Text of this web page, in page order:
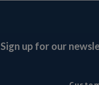
Sign up for our